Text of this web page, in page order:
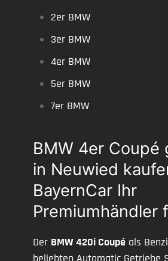
2er BMW
3er BMW
4er BMW
5er BMW
7er BMW
BMW 4er Coupé
in Neuwied
BayernCar Ihr
Premiumhändler
Der BMW 420i Coupé als